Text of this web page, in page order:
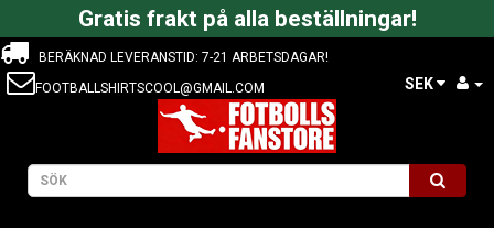
Gratis frakt på alla beställningar!
BERÄKNAD LEVERANSTID: 7-21 ARBETSDAGAR!
FOOTBALLSHIRTSCOOL@GMAIL.COM
SEK